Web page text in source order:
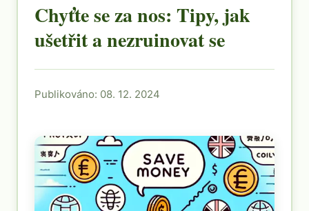
Chyťte se za nos: Tipy, jak
ušetřit a nezruinovat se
Publikováno: 08. 12. 2024